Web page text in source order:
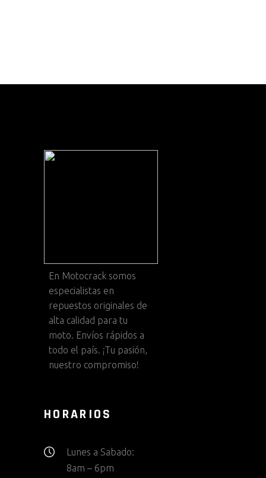
En Motocrack somos
especialistas en
repuestos originales de
alta calidad para tu
moto. Envíos rápidos a
todo el país. ¡Tu pasión,
nuestro compromiso!
HORARIOS
Lunes a Sabado:
8am – 6pm